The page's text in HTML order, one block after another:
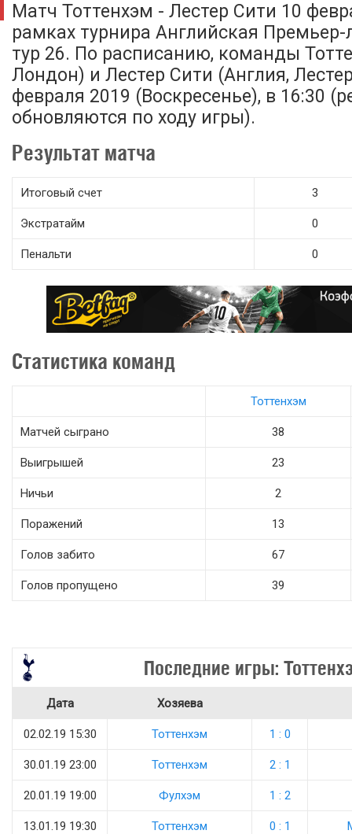
Матч Тоттенхэм - Лестер Сити 10
рамках турнира Английская Премьер-
тур 26. По расписанию, команды
Лондон) и Лестер Сити (Англия,
февраля 2019 (Воскресенье), в 16:30
обновляются по ходу игры).
Результат матча
Итоговый счет 3
Экстратайм 0
Пенальти 0
Статистика команд
Тоттенхэм
Матчей сыграно 38
Выигрышей 23
Ничьи 2
Поражений 13
Голов забито 67
Голов пропущено 39
Последние игры:
Дата Хозяева
02.02.19 15:30 Тоттенхэм 1 : 0
30.01.19 23:00 Тоттенхэм 2 : 1
20.01.19 19:00 Фулхэм 1 : 2
13.01.19 19:30 Тоттенхэм 0 : 1